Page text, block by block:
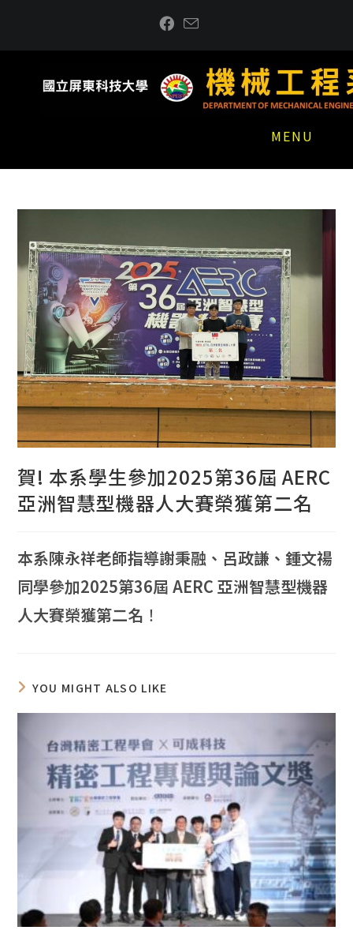
主
MENU
賀! 本系學生參加2025第36屆 AERC
亞洲智慧型機器人大賽榮獲第二名
本系陳永祥老師指導謝秉融、呂政謙、鍾文禓
同學參加2025第36屆 AERC 亞洲智慧型機器
人大賽榮獲第二名 ！
YOU MIGHT ALSO LIKE